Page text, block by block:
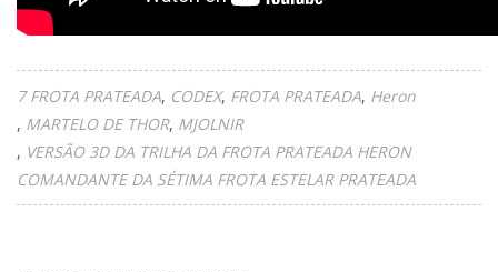
7 FROTA PRATEADA CODEX FROTA PRATEADA Heron
MARTELO DE THOR MJOLNIR
VERSÃO 3D DA TRILHA DA FROTA PRATEADA HERON
COMANDANTE DA SÉTIMA FROTA ESTELAR PRATEADA